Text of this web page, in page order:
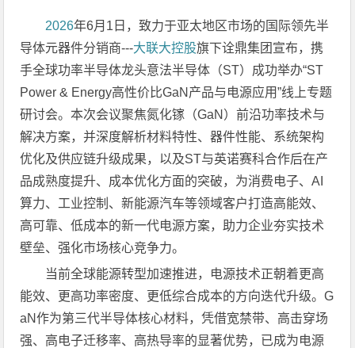
2026年6月1日，致力于亚太地区市场的国际领先半
导体元器件分销商---大联大控股旗下诠鼎集团宣布，携
手全球功率半导体龙头意法半导体（ST）成功举办“ST
Power & Energy高性价比GaN产品与电源应用”线上专题
研讨会。本次会议聚焦氮化镓（GaN）前沿功率技术与
解决方案，并深度解析材料特性、器件性能、系统架构
优化及供应链升级成果，以及ST与英诺赛科合作后在产
品成熟度提升、成本优化方面的突破，为消费电子、AI
算力、工业控制、新能源汽车等领域客户打造高能效、
高可靠、低成本的新一代电源方案，助力企业夯实技术
壁垒、强化市场核心竞争力。
当前全球能源转型加速推进，电源技术正朝着更高
能效、更高功率密度、更低综合成本的方向迭代升级。G
aN作为第三代半导体核心材料，凭借宽禁带、高击穿场
强、高电子迁移率、高热导率的显著优势，已成为电源